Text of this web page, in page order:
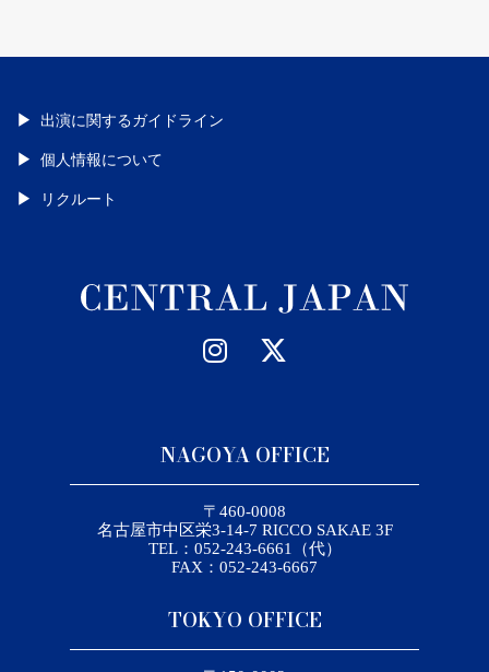
出演に関するガイドライン
個人情報について
リクルート
NAGOYA OFFICE
〒460-0008
名古屋市中区栄3-14-7 RICCO SAKAE 3F
TEL：052-243-6661（代）
FAX：052-243-6667
TOKYO OFFICE